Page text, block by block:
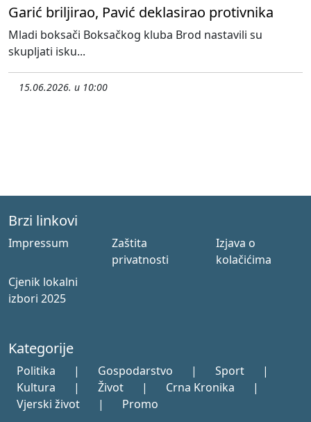
Garić briljirao, Pavić deklasirao protivnika
Mladi boksači Boksačkog kluba Brod nastavili su
skupljati isku...
15.06.2026. u 10:00
Brzi linkovi
Impressum
Zaštita
privatnosti
Izjava o
kolačićima
Cjenik lokalni
izbori 2025
Kategorije
Politika | Gospodarstvo | Sport
|
Kultura
| Život | Crna Kronika
|
Vjerski život
| Promo